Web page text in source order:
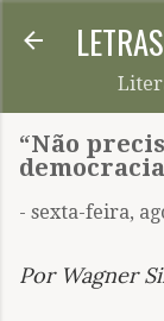
“Não
democracia
- sexta-feira,
Por Wagner